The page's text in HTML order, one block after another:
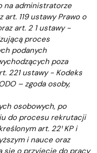
na administratorze
119 ustawy Prawo o
art. 2 1 ustawy -
proces
podanych
poza
221 ustawy - Kodeks
– zgoda osoby,
osobowych, po
do procesu rekrutacji
art. 22¹ KP i
i nauce oraz